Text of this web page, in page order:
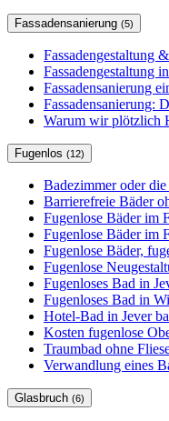
Fassadensanierung (5)
Fassadengestaltung
Fassadengestaltung
Fassadensanierung
Fassadensanierung:
Warum wir plötzlich
Fugenlos (12)
Badezimmer oder
Barrierefreie Bäder
Fugenlose Bäder im
Fugenlose Bäder im
Fugenlose Bäder,
Fugenlose
Fugenloses Bad in
Fugenloses Bad in
Hotel-Bad in Jever
Kosten fugenlose
Traumbad ohne
Verwandlung eines
Glasbruch (6)